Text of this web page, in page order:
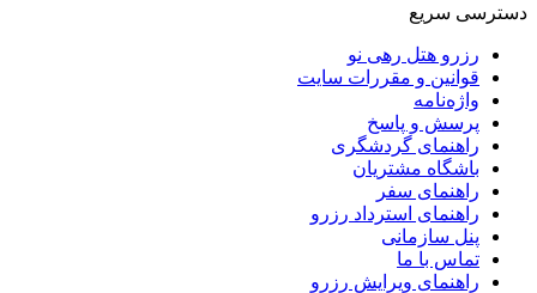
دسترسی سریع
رزرو هتل رهی نو
قوانین و مقررات سایت
واژه‌نامه
پرسش و پاسخ
راهنمای گردشگری
باشگاه مشتریان
راهنمای سفر
راهنمای استرداد رزرو
پنل سازمانی
تماس با ما
راهنمای ویرایش رزرو